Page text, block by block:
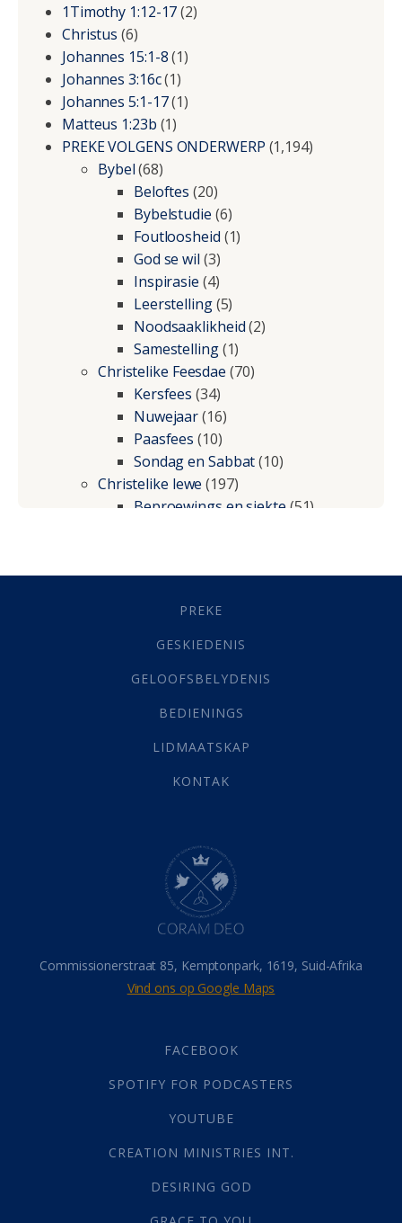
1Timothy 1:12-17(2)
Christus (6)
Johannes 15:1-8(1)
Johannes 3:16c(1)
Johannes 5:1-17(1)
Matteus 1:23b (1)
PREKE VOLGENS ONDERWERP (1,194)
Bybel(68)
Beloftes (20)
Bybelstudie (6)
Foutloosheid (1)
God se wil (3)
Inspirasie (4)
Leerstelling(5)
Noodsaaklikheid(2)
Samestelling(1)
Christelike Feesdae (70)
Kersfees (34)
Nuwejaar(16)
Paasfees (10)
Sondag en Sabbat(10)
Christelike lewe (197)
Beproewings en siekte(51)
Geestelike Groei(10)
(21)
Grys Areas(4)
Lewensdoel(3)
Selfondersoek(1)
Werk(22)
(142)
Hemel (31)
Israel (14)
Millennium(1)
Oordeelsdag(19)
Verheerlikte liggaam
Wederkoms
(27)
Gebed(87)
Die Onse Vader(12)
God(392)
Afgode(23)
Almag(1)
Alomteenwoordig
PREKE
GESKIEDENIS
GELOOFSBELYDENIS
BEDIENINGS
LIDMAATSKAP
KONTAK
Commissionerstraat 85, Kemptonpark, 1619, Suid-Afrika
Vind ons op Google Maps
FACEBOOK
SPOTIFY FOR PODCASTERS
YOUTUBE
CREATION MINISTRIES INT.
DESIRING GOD